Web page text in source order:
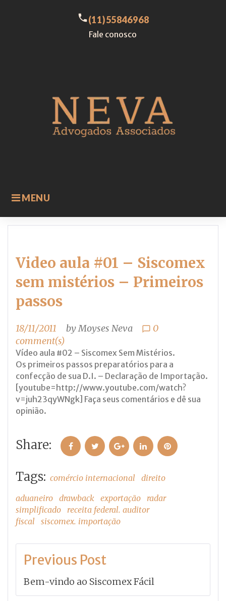
MENU
call(11)55846968
Fale conosco
Video aula #01 – Siscomex
sem mistérios – Primeiros
passos
18/11/2011 byMoyses Neva chat_bubble_outline 0
comment(s)
Vídeo aula #02 – Siscomex Sem Mistérios.
Os primeiros passos preparatórios para a
confecção de sua D.I. – Declaração de Importação.
[youtube=http://www.youtube.com/watch?
v=juh23qyWNgk] Faça seus comentários e dê sua
opinião.
Share: FacebookTwitter Google+LinkedInPinterest
Tags: comércio internacional
direito
aduaneiro drawback exportação
radar
simplificado
receita federal. auditor
fiscal
siscomex. importação
Navegação
Post
Previous Post
Bem-vindo ao Siscomex Fácil